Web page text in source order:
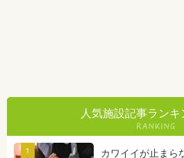
人気施設記事ランキ
1
カワイイが止まら